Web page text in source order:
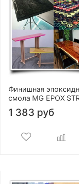
Финишная
смола MG EPOX
1 383 руб